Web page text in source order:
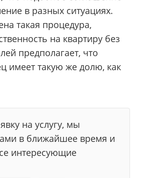
в разных ситуациях.
такая процедура,
на квартиру без
предполагает, что
имеет такую же долю, как
на услугу, мы
в ближайшее время и
интересующие